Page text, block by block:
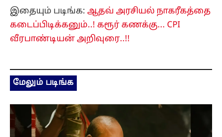
இதையும் படிங்க: ஆதவ் அரசியல் நாகரீகத்தை
கடைப்பிடிக்கனும்..! கரூர் கணக்கு... CPI
வீரபாண்டியன் அறிவுரை..!!
மேலும் படிங்க